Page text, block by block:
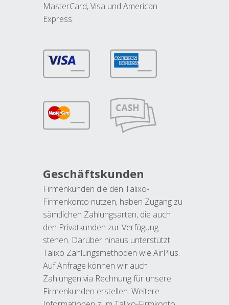
MasterCard, Visa und American
Express.
Geschäftskunden
Firmenkunden die den Talixo-
Firmenkonto nutzen, haben Zugang zu
sämtlichen Zahlungsarten, die auch
den Privatkunden zur Verfügung
stehen. Darüber hinaus unterstützt
Talixo Zahlungsmethoden wie AirPlus.
Auf Anfrage können wir auch
Zahlungen via Rechnung für unsere
Firmenkunden erstellen. Weitere